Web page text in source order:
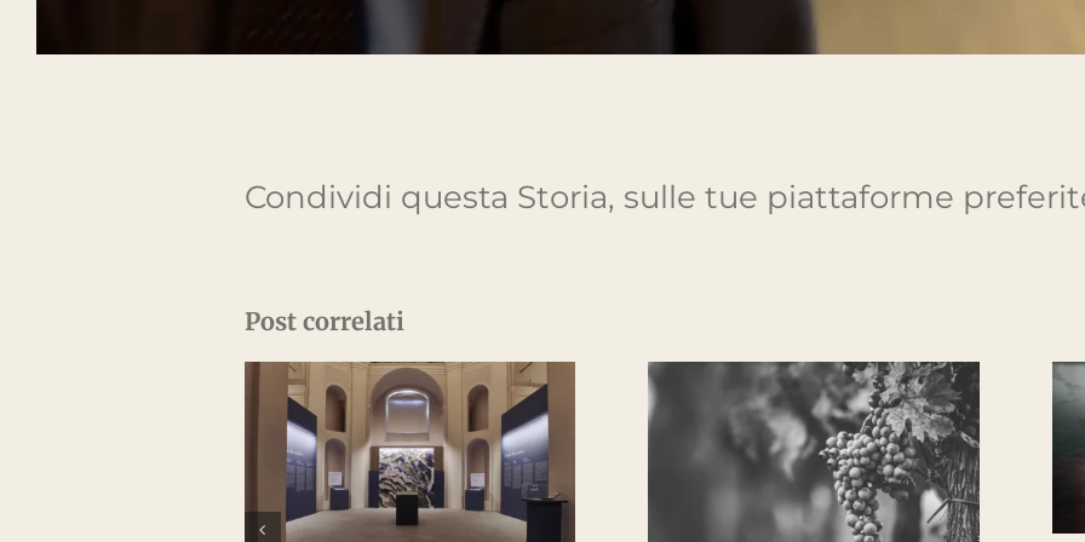
2025
Luglio 25th, 2025
2024
Novembre 6th, 2024
Reale Mutua e Imland s.r.l. sono
IM LAND S.R.L
BORGOSESIA
Viale Varallo, 33
13011 Borgosesia
FILIALI IM LAND
Scopello
Varallo Sesia